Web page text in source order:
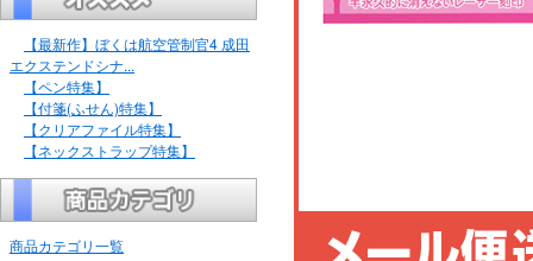
【最新作】ぼくは航空管制官4 成田
エクステンドシナ...
【ペン特集】
【付箋(ふせん)特集】
【クリアファイル特集】
【ネックストラップ特集】
商品カテゴリ一覧